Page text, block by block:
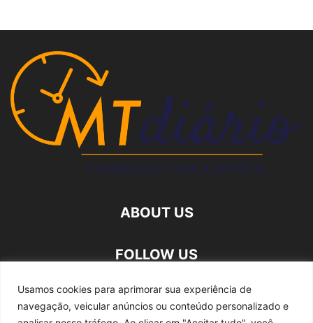
Usamos cookies para aprimorar sua experiência de
navegação, veicular anúncios ou conteúdo personalizado e
ABOUT US
FOLLOW US